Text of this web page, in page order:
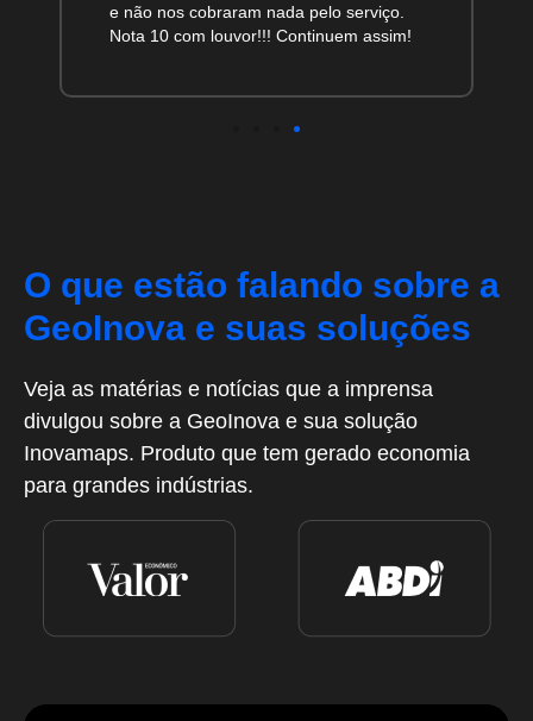
O que estão falando sobre a
GeoInova e suas soluções
Veja as matérias e notícias que a imprensa
divulgou sobre a GeoInova e sua solução
Inovamaps. Produto que tem gerado economia
para grandes indústrias.